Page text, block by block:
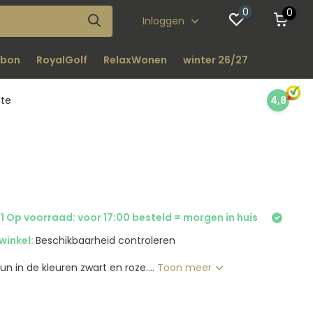
Inloggen
0 0
RoyalGolf RelaxWonen winter 26/27
4,8
Op voorraad: voor 17:00 besteld = morgen in huis
Beschikbaarheid controleren
in de kleuren zwart en roze.... Toon meer